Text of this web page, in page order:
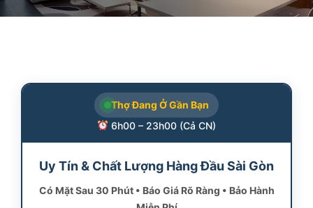
Thợ Đang Ở Gần Bạn
6h00 – 23h00 (Cả CN)
Uy Tín & Chất Lượng Hàng Đầu Sài Gòn
Có Mặt Sau 30 Phút • Báo Giá Rõ Ràng • Bảo Hành